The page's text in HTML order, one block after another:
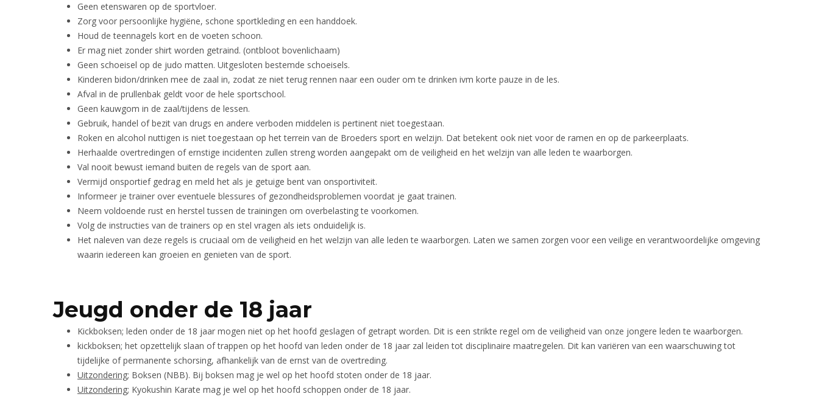
Geen etenswaren op de sportvloer.
Zorg voor persoonlijke hygiëne, schone sportkleding en een handdoek.
Houd de teennagels kort en de voeten schoon.
Er mag niet zonder shirt worden getraind. (ontbloot bovenlichaam)
Geen schoeisel op de judo matten. Uitgesloten bestemde schoeisels.
Kinderen bidon/drinken mee de zaal in, zodat ze niet terug rennen naar een ouder om te drinken ivm korte pauze in de les.
Afval in de prullenbak geldt voor de hele sportschool.
Geen kauwgom in de zaal/tijdens de lessen.
Gebruik, handel of bezit van drugs en andere verboden middelen is pertinent niet toegestaan.
Roken en alcohol nuttigen is niet toegestaan op het terrein van de Broeders sport en welzijn. Dat betekent ook niet voor de ramen en op de parkeerplaats.
Herhaalde overtredingen of ernstige incidenten zullen streng worden aangepakt om de veiligheid en het welzijn van alle leden te waarborgen.
Val nooit bewust iemand buiten de regels van de sport aan.
Vermijd onsportief gedrag en meld het als je getuige bent van onsportiviteit.
Informeer je trainer over eventuele blessures of gezondheidsproblemen voordat je gaat trainen.
Neem voldoende rust en herstel tussen de trainingen om overbelasting te voorkomen.
Volg de instructies van de trainers op en stel vragen als iets onduidelijk is.
Het naleven van deze regels is cruciaal om de veiligheid en het welzijn van alle leden te waarborgen. Laten we samen zorgen voor een veilige en verantwoordelijke omgeving
waarin iedereen kan groeien en genieten van de sport.
Jeugd onder de 18 jaar
Kickboksen; leden onder de 18 jaar mogen niet op het hoofd geslagen of getrapt worden. Dit is een strikte regel om de veiligheid van onze jongere leden te waarborgen.
kickboksen; het opzettelijk slaan of trappen op het hoofd van leden onder de 18 jaar zal leiden tot disciplinaire maatregelen. Dit kan variëren van een waarschuwing tot
tijdelijke of permanente schorsing, afhankelijk van de ernst van de overtreding.
Uitzondering; Boksen (NBB). Bij boksen mag je wel op het hoofd stoten onder de 18 jaar.
Uitzondering; Kyokushin Karate mag je wel op het hoofd schoppen onder de 18 jaar.